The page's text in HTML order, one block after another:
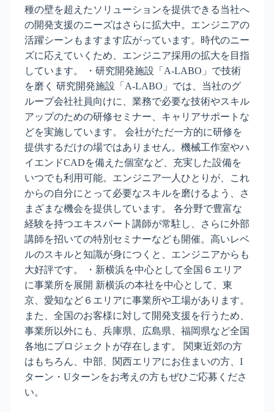
種の壁を超えたソリューションを提供できる当社へ
の開発支援のニーズはさらに拡大中。エンジニアの
活躍シーンもますます広がっています。時代のニー
ズに応えていくため、エンジニア採用の拡大を目指
しています。 ・研究開発施設「A-LABO」で技術
を磨く 研究開発施設「A-LABO」では、当社のグ
ループ会社社員向けに、業務で必要な技術やスキル
アップのための研修セミナー、キャリアサポートな
どを実施しています。 会社がただ一方的に研修を
提供するだけの場ではありません。機械工作室やハ
イエンドCADを備えた個室など、充実した設備を
いつでも利用可能。エンジニア一人ひとりが、これ
からの自分にとって必要なスキルを磨けるよう、さ
まざまな機会を提供しています。 各分野で豊富な
経験を持つエキスパート講師が常駐し、さらに外部
講師を招いての特別セミナーなども開催。高いレベ
ルのスキルと知識が身につくと、エンジニアからも
大好評です。 ・新横浜を中心として全国６エリア
に事業所を展開 新横浜の本社を中心として、東
京、愛知など６エリアに事業所や工場があります。
また、全国のお客様に対して開発支援を行うため、
事業所以外にも、兵庫県、広島県、福岡県など全国
各地にプロジェクトが存在します。 関東近郊の方
はもちろん、中部、関西エリアにお住まいの方、I
ターン・Uターンをお考えの方もぜひご応募くださ
い。